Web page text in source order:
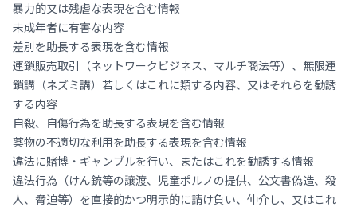
暴力的又は残虐な表現を含む情報
未成年者に有害な内容
差別を助長する表現を含む情報
連鎖販売取引（ネットワークビジネス、マルチ商法等）、無限連
鎖講（ネズミ講）若しくはこれに類する内容、又はそれらを勧誘
する内容
自殺、自傷行為を助長する表現を含む情報
薬物の不適切な利用を助長する表現を含む情報
違法に賭博・ギャンブルを行い、またはこれを勧誘する情報
違法行為（けん銃等の譲渡、児童ポルノの提供、公文書偽造、殺
人、脅迫等）を直接的かつ明示的に請け負い、仲介し、又はこれ